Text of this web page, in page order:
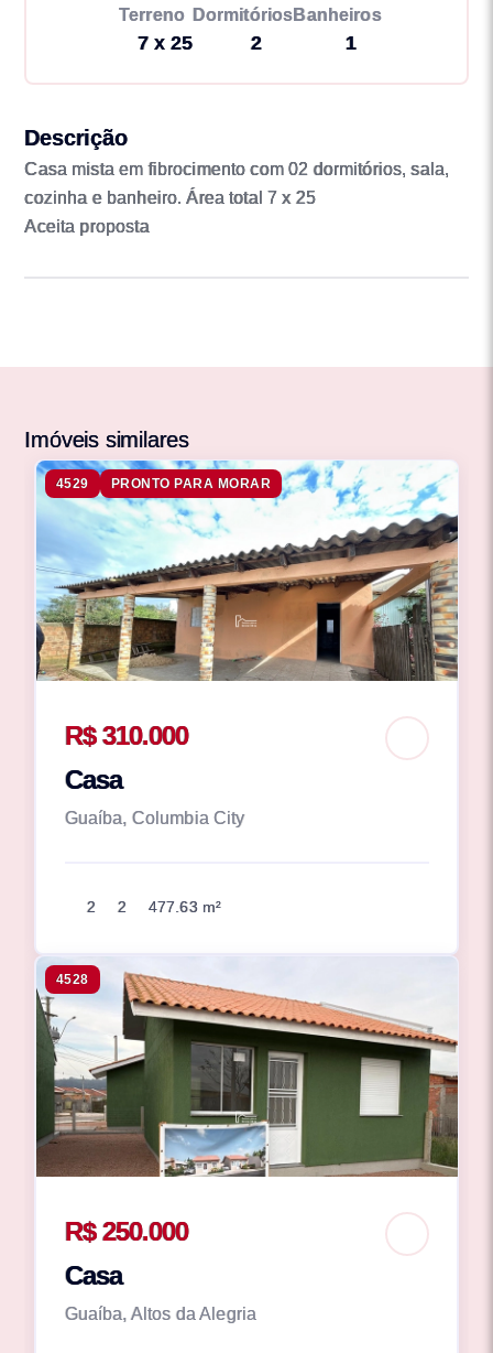
Terreno
7 x 25
Dormitórios
2
Banheiros
1
Descrição
Casa mista em fibrocimento com 02 dormitórios, sala,
cozinha e banheiro. Área total 7 x 25
Aceita proposta
Imóveis similares
4529 PRONTO PARA MORAR
R$ 310.000
Casa
Guaíba, Columbia City
2 2 477.63 m²
4528
R$ 250.000
Casa
Guaíba, Altos da Alegria